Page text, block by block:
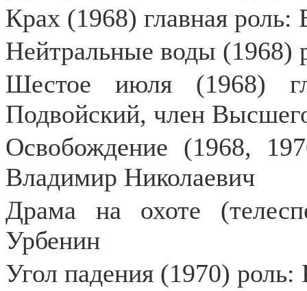
Крах (1968) главная
Нейтральные воды (1968)
Шестое июля (1968)
Подвойский, член
Освобождение (1968,
Владимир Николаевич
Драма на охоте
Урбенин
Угол падения (1970) роль: